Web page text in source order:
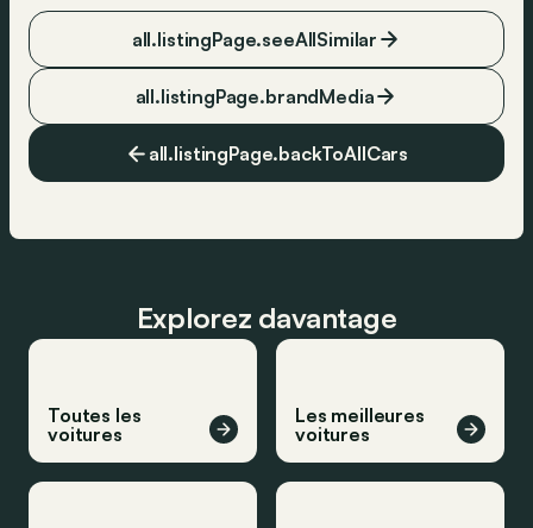
all.listingPage.backToAllCars
all.listingPage.brandMedia
all.listingPage.seeAllSimilar
Explorez davantage
Toutes les
voitures
Les meilleures
voitures